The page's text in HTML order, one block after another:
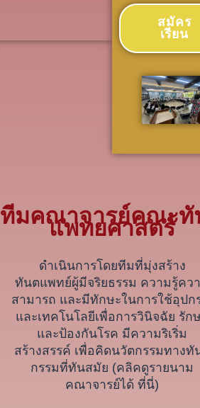
สมัคร
เรียน​
ทีมคณาจารย์คณะทั
แพทยศาสตร์
ดำเนินการโดยทีมที่มุ่งสร้าง
ทันตแพทย์ผู้มีจริยธรรม ความรู้คว
สามารถ และมีทักษะในการใช้อุป
และเทคโนโลยีเพื่อการวินิจฉัย รัก
และป้องกันโรค มีความริเริ่ม
สร้างสรรค์ เพื่อคิดนวัตกรรมทางทั
กรรมที่ทันสมัย (คลิคดูรายนาม
คณาจารย์ได้ ที่นี่)